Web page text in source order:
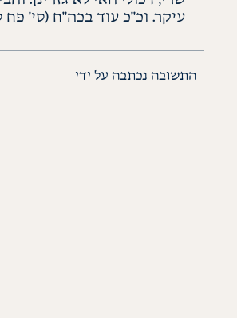
עיקר. וכ"כ עודבכה"ח (סי' פח
התשובה נכתבה על ידי